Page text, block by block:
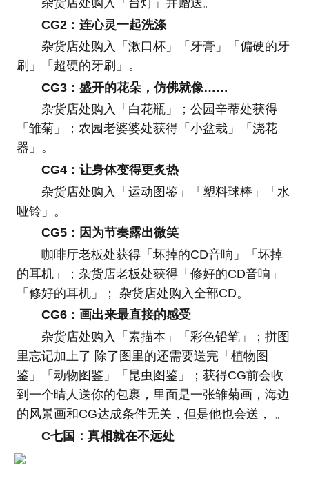
杂货店处购入「台灯」并赠送。
CG2：连心灵一起洗涤
杂货店处购入「漱口杯」「牙膏」「偏硬的牙
刷」「超硬的牙刷」。
CG3：盛开的花朵，仿佛就像……
杂货店处购入「白花瓶」；公园辛蒂处获得
「雏菊」；农园老婆婆处获得「小盆栽」「浇花
器」。
CG4：让身体变得更炙热
杂货店处购入「运动图鉴」「塑料球棒」「水
哑铃」。
CG5：因为节奏露出微笑
咖啡厅老板处获得「坏掉的CD音响」「坏掉
的耳机」；杂货店老板处获得「修好的CD音响」
「修好的耳机」； 杂货店处购入全部CD。
CG6：画出来最直接的感受
杂货店处购入「素描本」「彩色铅笔」；拼图
里忘记加上了 除了图里的还需要送完「植物图
鉴」「动物图鉴」「昆虫图鉴」；获得CG前会收
到一个晴人送你的包裹，里面是一张雏菊画，海边
的风景画和CG达成条件无关，但是他也会送， 。
C七国：真相就在不远处